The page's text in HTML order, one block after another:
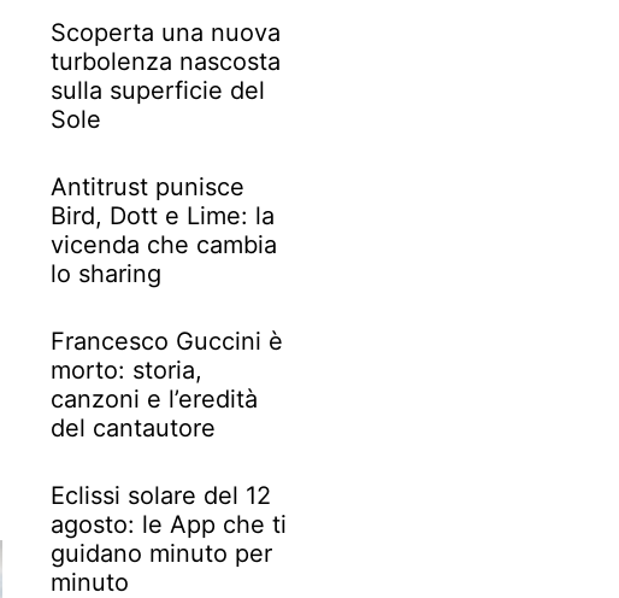
Scoperta una nuova
turbolenza nascosta
sulla superficie del
Sole
Antitrust punisce
Bird, Dott e Lime: la
vicenda che cambia
lo sharing
Francesco Guccini è
morto: storia,
canzoni e l’eredità
del cantautore
Eclissi solare del 12
agosto: le App che ti
guidano minuto per
minuto